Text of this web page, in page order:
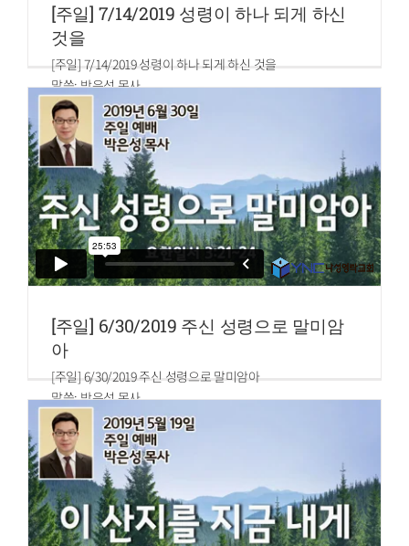
[주일] 7/14/2019 성령이 하나 되게 하신
것을
[주일] 7/14/2019 성령이 하나 되게 하신 것을
말씀: 박은성 목사
에베소서 4:2~4
2.모든 겸손과 온유로 하고 오래 참음으로 사랑 가운데서 서
로 용납하고
3.평안의 매는 줄로 성령이 하나 되게 하신 것을 힘써 지키라
4.몸이 하나요 성령도 한 분이시니 이와 같이 너희가 부르심
의 한 소망 안에서 부르심을 받았느니라
[주일] 6/30/2019 주신 성령으로 말미암
아
[주일] 6/30/2019 주신 성령으로 말미암아
말씀: 박은성 목사
요한일서 3:21~24
21.사랑하는 자들아 만일 우리 마음이 우리를 책망할 것이 없
으면 하나님 앞에서 담대함을 얻고
22.무엇이든지 구하는 바를 그에게서 받나니 이는 우리가 그
의 계명을 지키고 그 앞에서 기뻐하시는 것을 행함이라
23.그의 계명은 이것이니 곧 그 아들 예수 그리스도의 이름을